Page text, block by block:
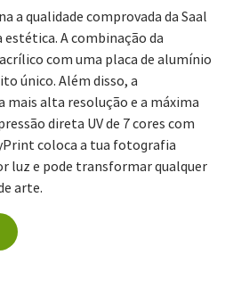
a qualidade comprovada da Saal
A combinação da
com uma placa de alumínio
único. Além disso, a
mais alta resolução e a máxima
direta UV de 7 cores com
coloca a tua fotografia
luz e pode transformar qualquer
arte.